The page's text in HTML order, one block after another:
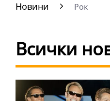
Новини Рок
Всички